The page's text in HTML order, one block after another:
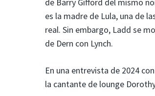
es la madre de Lula, una de
real. Sin embargo, Ladd se
de Dern con Lynch.
En una entrevista de 2024 con
la cantante de lounge